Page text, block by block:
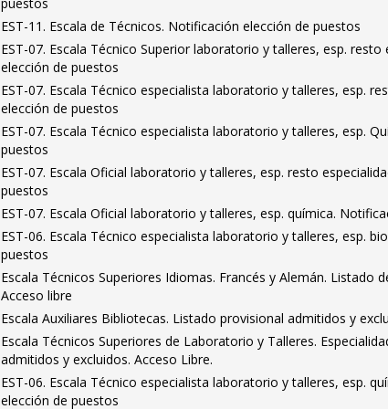
EST-11. Escala de Técnicos. Notificación elección de puestos
EST-07. Escala Técnico Superior laboratorio y talleres, esp.
elección de puestos
EST-07. Escala Técnico especialista laboratorio y talleres, esp.
elección de puestos
EST-07. Escala Técnico especialista laboratorio y talleres, esp.
puestos
EST-07. Escala Oficial laboratorio y talleres, esp. resto
puestos
EST-07. Escala Oficial laboratorio y talleres, esp. química.
EST-06. Escala Técnico especialista laboratorio y talleres, esp.
puestos
Escala Técnicos Superiores Idiomas. Francés y Alemán. Listado
Acceso libre
Escala Auxiliares Bibliotecas. Listado provisional admitidos y
Escala Técnicos Superiores de Laboratorio y Talleres.
admitidos y excluidos. Acceso Libre.
EST-06. Escala Técnico especialista laboratorio y talleres, esp.
elección de puestos